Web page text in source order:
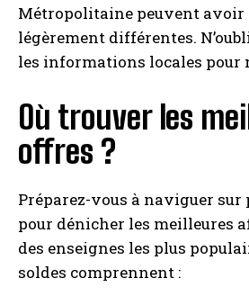
Métropolitaine peuvent avoir
légèrement différentes.
les informations locales pour
Où trouver les
offres ?
Préparez-vous à naviguer sur
pour dénicher les meilleures
des enseignes les plus
soldes comprennent :